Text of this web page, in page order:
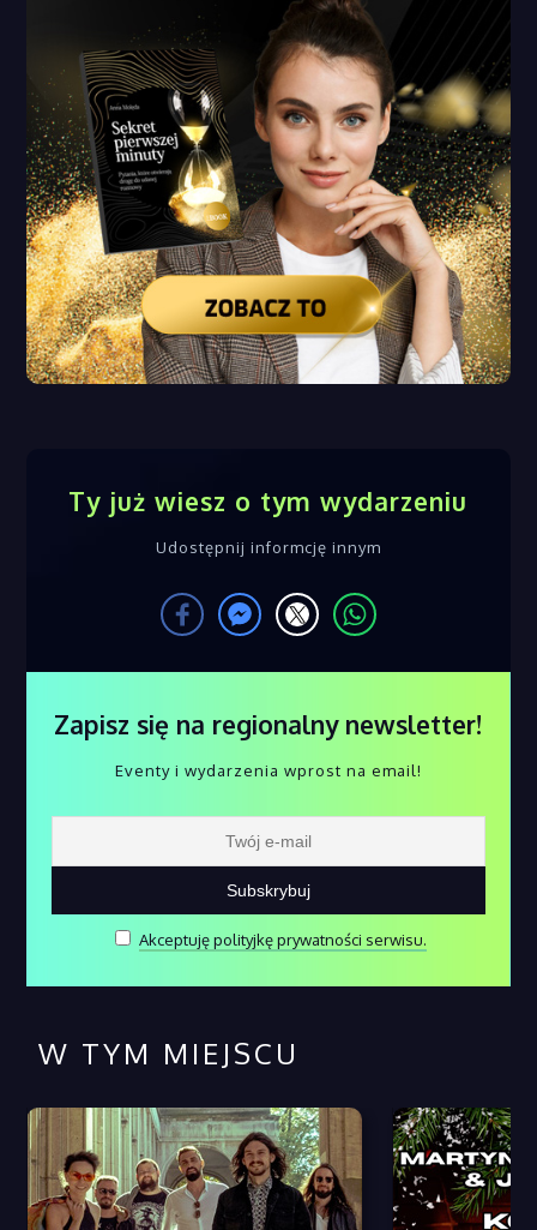
Ty już wiesz o tym wydarzeniu
Udostępnij informcję innym
Zapisz się na regionalny newsletter!
Eventy i wydarzenia wprost na email!
Akceptuję polityjkę prywatności serwisu.
W TYM MIEJSCU